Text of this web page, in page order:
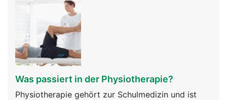
Was passiert in der Physiotherapie?
Physiotherapie gehört zur Schulmedizin und ist